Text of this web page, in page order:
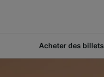
Acheter des billets